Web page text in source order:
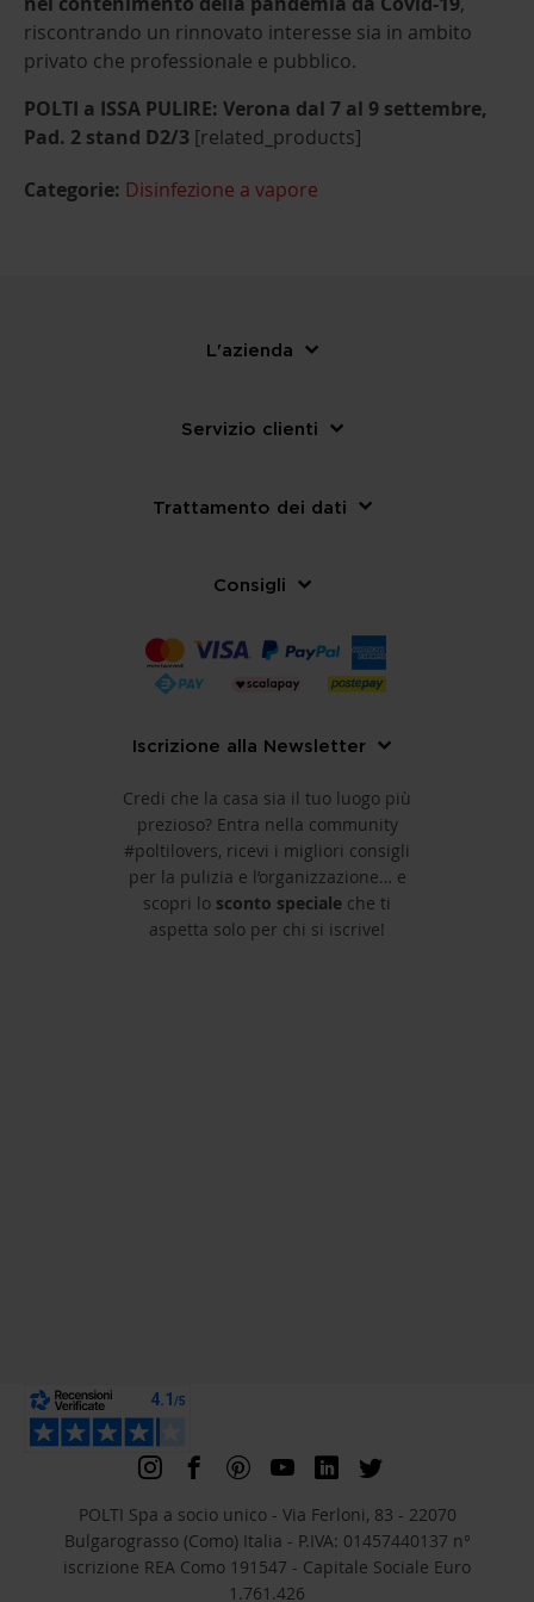
riscontrando un rinnovato interesse sia in ambito
privato che professionale e pubblico.
POLTI a ISSA PULIRE: Verona dal 7 al 9 settembre,
Pad. 2 stand D2/3 [related_products]
Categorie: Disinfezione a vapore
L'azienda
Servizio clienti
Trattamento dei dati
Consigli
Iscrizione alla Newsletter
Credi che la casa sia il tuo luogo più
prezioso? Entra nella community
#poltilovers, ricevi i migliori consigli
per la pulizia e l’organizzazione… e
scopri lo sconto speciale che ti
aspetta solo per chi si iscrive!
POLTI Spa a socio unico - Via Ferloni, 83 - 22070
Bulgarograsso (Como) Italia - P.IVA: 01457440137 n°
iscrizione REA Como 191547 - Capitale Sociale Euro
1.761.426